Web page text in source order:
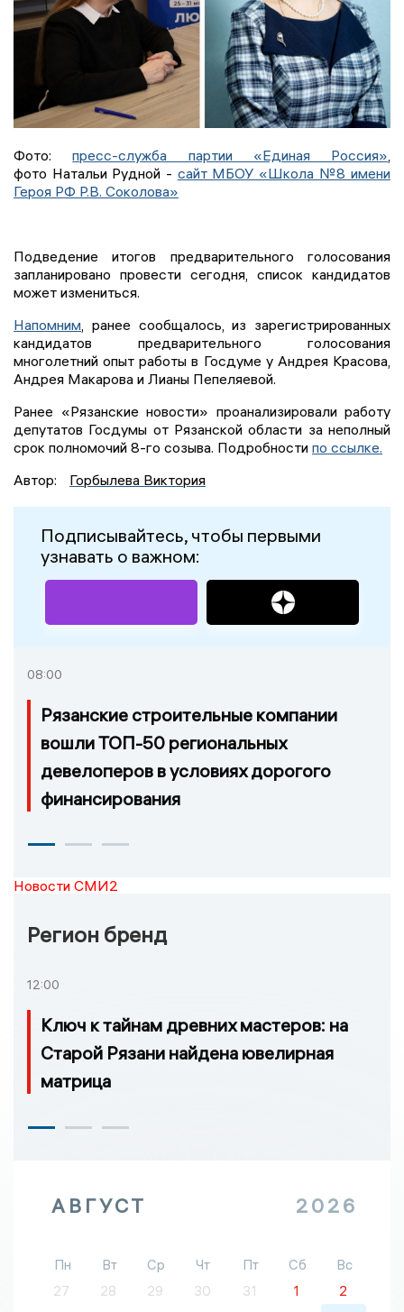
Фото:пресс-служба партии «Единая Россия»
фото Натальи Рудной - сайт МБОУ «Школа №8 имени
Героя РФ Р.В. Соколова»
Подведение итогов предварительного голосования
запланировано провести сегодня, список кандидатов
может измениться.
Напомним , ранее сообщалось, из зарегистрированных
кандидатов предварительного голосования
многолетний опыт работы в Госдуме у Андрея Красова,
Андрея Макарова и Лианы Пепеляевой.
Ранее «Рязанские новости» проанализировали работу
депутатов Госдумы от Рязанской области за неполный
срок полномочий 8-го созыва. Подробности по ссылке.
Автор:
Горбылева Виктория
Подписывайтесь, чтобы первыми
узнавать о важном:
08:00
Рязанские строительные компании
вошли ТОП-50 региональных
девелоперов в условиях дорогого
финансирования
Новости СМИ2
Регион бренд
12:00
Ключ к тайнам древних мастеров: на
Старой Рязани найдена ювелирная
матрица
АВГУСТ 2026
Пн Вт Ср Чт Пт Сб
Вс
27
28 29 30 31 1
2